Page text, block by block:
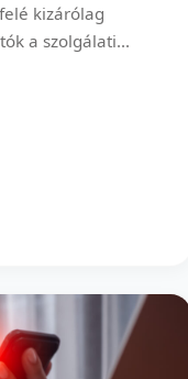
kizárólag
a szolgálati...